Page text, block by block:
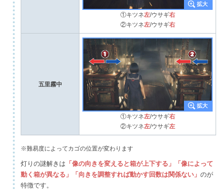
①キツネ左/ウサギ右
②キツネ左/ウサギ右
五里霧中
①キツネ左/ウサギ右
②キツネ左/ウサギ左
※難易度によってカゴの位置が変わります
灯りの謎解きは 「像の向きを変えると箱が上下する」「像によって
動く箱が異なる」「向きを調整すれば動かす回数は関係ない」 のが
特徴です。